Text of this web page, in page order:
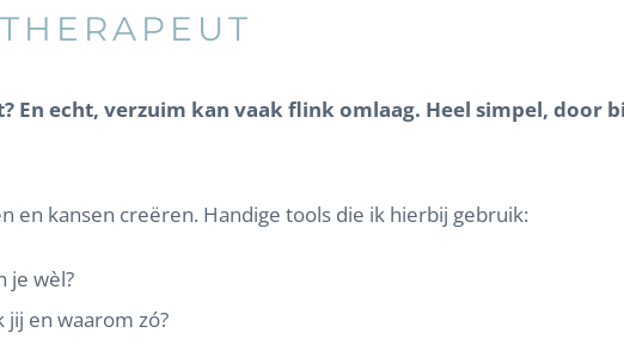
En echt, verzuim kan vaak flink omlaag. Heel simpel, door
en kansen creëren. Handige tools die ik hierbij gebruik:
je wèl?
en waarom zó?